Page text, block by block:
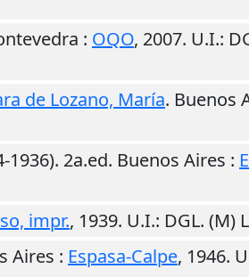
: OQO, 2007. U.I.:
de Lozano, María. Buenos
1936). 2a.ed. Buenos Aires :
impr., 1939. U.I.: DGL. (M)
Aires : Espasa-Calpe, 1946.